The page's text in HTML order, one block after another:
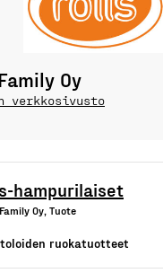
Oy
verkkosivusto
hampurilaiset
Oy, Tuote
ruokatuotteet